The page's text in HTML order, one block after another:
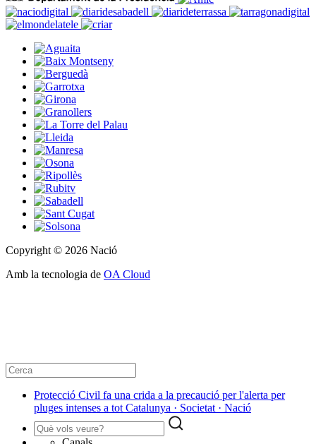
Copyright © 2026 Nació
Amb la tecnologia de OA Cloud
Protecció Civil fa una crida a la precaució per l'alerta per
pluges intenses a tot Catalunya · Societat · Nació